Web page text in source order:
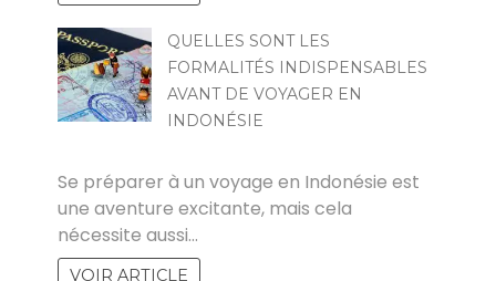
QUELLES SONT LES
FORMALITÉS INDISPENSABLES
AVANT DE VOYAGER EN
INDONÉSIE
Se préparer à un voyage en Indonésie est
une aventure excitante, mais cela
nécessite aussi…
VOIR ARTICLE